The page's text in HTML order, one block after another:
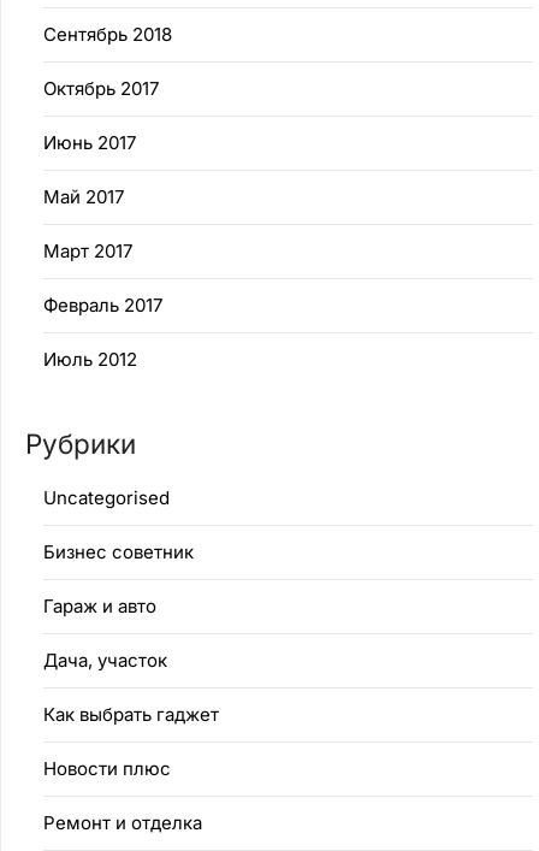
Сентябрь 2018
Октябрь 2017
Июнь 2017
Май 2017
Март 2017
Февраль 2017
Июль 2012
Рубрики
Uncategorised
Бизнес советник
Гараж и авто
Дача, участок
Как выбрать гаджет
Новости плюс
Ремонт и отделка